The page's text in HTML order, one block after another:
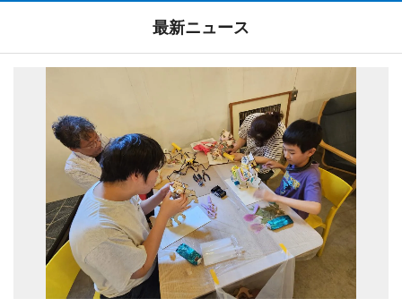
最新ニュース